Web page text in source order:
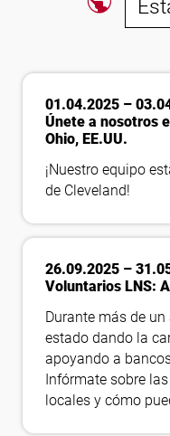
01.04.2025 –
Únete a nosotros
Ohio, EE.UU.
¡Nuestro equipo
de Cleveland!
26.09.2025 –
Voluntarios LNS:
Durante más de
estado dando la
apoyando a
Infórmate sobre
locales y cómo